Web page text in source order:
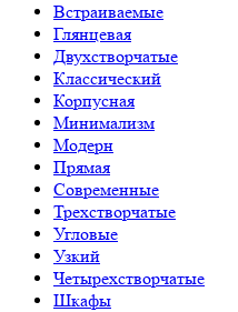
Встраиваемые
Глянцевая
Двухстворчатые
Классический
Корпусная
Минимализм
Модерн
Прямая
Современные
Трехстворчатые
Угловые
Узкий
Четырехстворчатые
Шкафы